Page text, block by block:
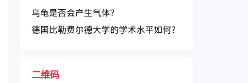
乌龟是否会产生气体？
德国比勒费尔德大学的学术水平如何？
二维码